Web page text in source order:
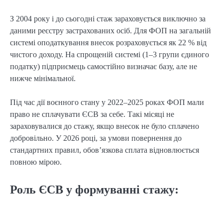
З 2004 року і до сьогодні стаж зараховується виключно за
даними реєстру застрахованих осіб. Для ФОП на загальній
системі оподаткування внесок розраховується як 22 % від
чистого доходу. На спрощеній системі (1–3 групи єдиного
податку) підприємець самостійно визначає базу, але не
нижче мінімальної.
Під час дії воєнного стану у 2022–2025 роках ФОП мали
право не сплачувати ЄСВ за себе. Такі місяці не
зараховувалися до стажу, якщо внесок не було сплачено
добровільно. У 2026 році, за умови повернення до
стандартних правил, обов’язкова сплата відновлюється
повною мірою.
Роль ЄСВ у формуванні стажу: